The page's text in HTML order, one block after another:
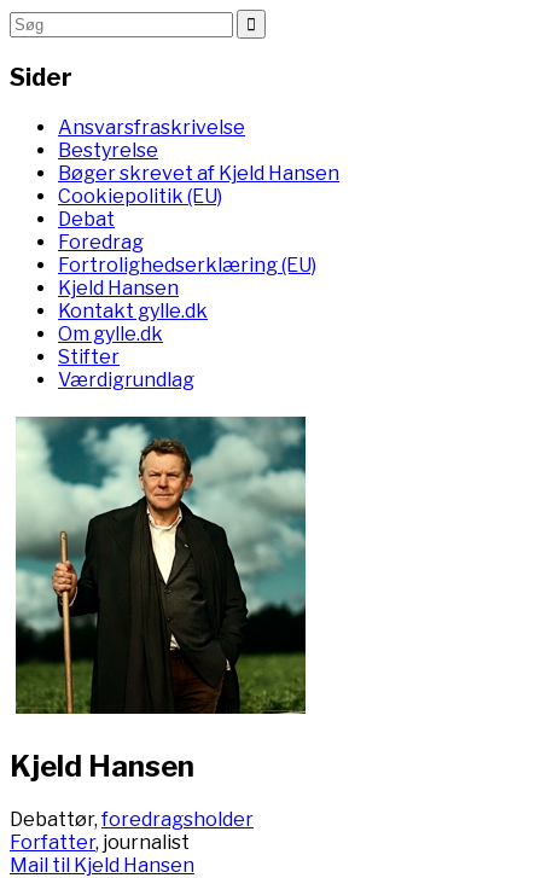
Sider
Ansvarsfraskrivelse
Bestyrelse
Bøger skrevet af Kjeld Hansen
Cookiepolitik (EU)
Debat
Foredrag
Fortrolighedserklæring (EU)
Kjeld Hansen
Kontakt gylle.dk
Om gylle.dk
Stifter
Værdigrundlag
Kjeld Hansen
Debattør,foredragsholder
Forfatter, journalist
Mail til Kjeld Hansen